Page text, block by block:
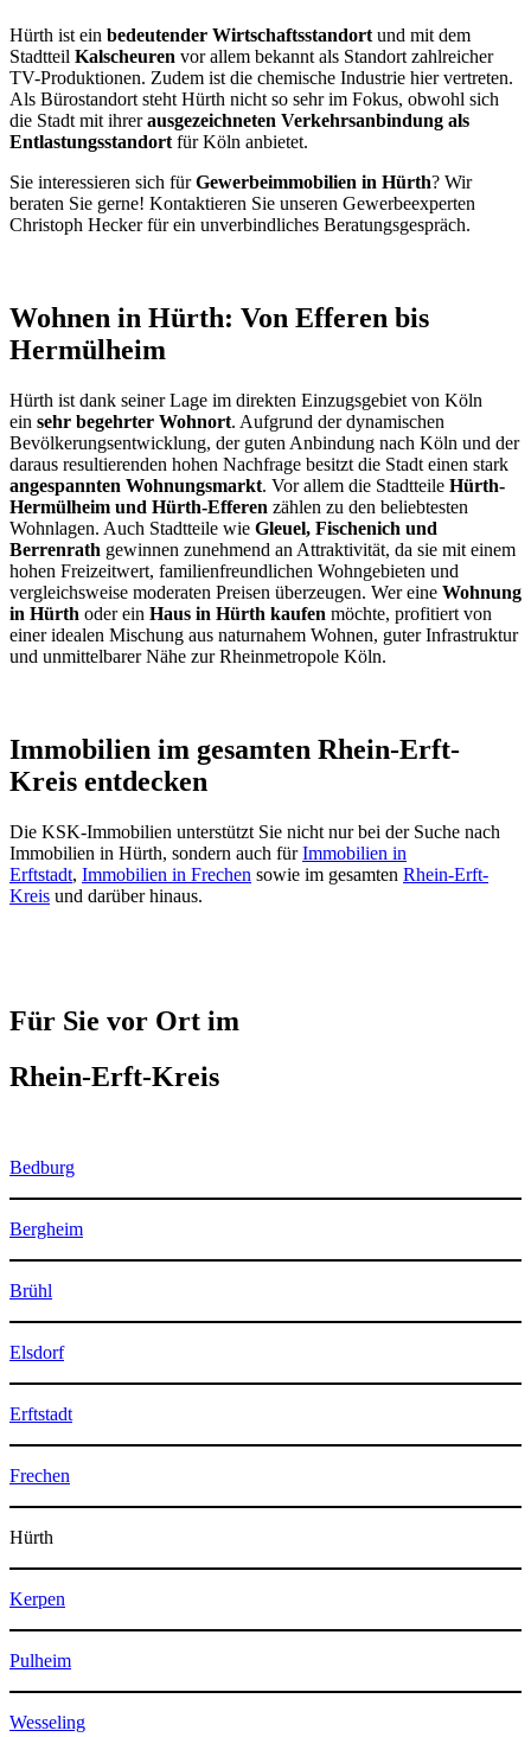
Hürth ist ein bedeutender Wirtschaftsstandort und mit dem
Stadtteil Kalscheuren vor allem bekannt als Standort zahlreicher
TV-Produktionen. Zudem ist die chemische Industrie hier vertreten.
Als Bürostandort steht Hürth nicht so sehr im Fokus, obwohl sich
die Stadt mit ihrerausgezeichneten Verkehrsanbindung als
Entlastungsstandort für Köln anbietet.
Sie interessieren sich fürGewerbeimmobilien in Hürth? Wir
beraten Sie gerne! Kontaktieren Sie unseren Gewerbeexperten
Christoph Hecker für ein unverbindliches Beratungsgespräch.
Wohnen in Hürth: Von Efferen bis
Hermülheim
Hürth ist dank seiner Lage im direkten Einzugsgebiet von Köln
ein sehr begehrter Wohnort. Aufgrund der dynamischen
Bevölkerungsentwicklung, der guten Anbindung nach Köln und der
daraus resultierenden hohen Nachfrage besitzt die Stadt einen stark
angespannten Wohnungsmarkt. Vor allem die Stadtteile Hürth-
Hermülheim und Hürth-Efferen zählen zu den beliebtesten
Wohnlagen. Auch Stadtteile wie Gleuel, Fischenich und
Berrenrath gewinnen zunehmend an Attraktivität, da sie mit einem
hohen Freizeitwert, familienfreundlichen Wohngebieten und
vergleichsweise moderaten Preisen überzeugen. Wer eine Wohnung
in Hürth oder ein Haus in Hürth kaufen möchte, profitiert von
einer idealen Mischung aus naturnahem Wohnen, guter Infrastruktur
und unmittelbarer Nähe zur Rheinmetropole Köln.
Immobilien im gesamten Rhein-Erft-
Kreis entdecken
Die KSK-Immobilien unterstützt Sie nicht nur bei der Suche nach
Immobilien in Hürth, sondern auch fürImmobilien in
Erftstadt, Immobilien in Frechen sowie im gesamten Rhein-Erft-
Kreis und darüber hinaus.
Für Sie vor Ort im
Rhein-Erft-Kreis
Bedburg
Bergheim
Brühl
Elsdorf
Erftstadt
Frechen
Hürth
Kerpen
Pulheim
Wesseling